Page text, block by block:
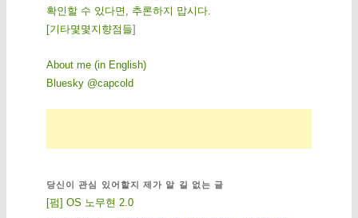
확인할 수 있다면, 추론하지 맙시다.
[기 타몇 몇 지 향점 들]
About me (in English)
Bluesky @capcold
당신이 관심 있어할지 제가 알 길 없는 글
[펌] OS 노무현 2.0